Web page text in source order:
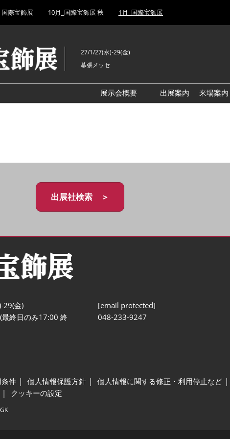
国際宝飾展 10月_国際宝飾展 秋 1月_国際宝飾展
27/1/27(水)-29(金)
幕張メッセ
展示会概要
出展案内
来場案内
出展社検索 ＞
29(金)
終日のみ17:00 終
[email protected]
048-233-9247
条件 個人情報保護方針 個人情報に関する修正・利用停止など
クッキーの設定